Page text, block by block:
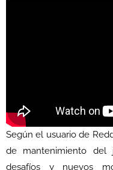
Según el usuario de
de mantenimiento del
desafíos y nuevos